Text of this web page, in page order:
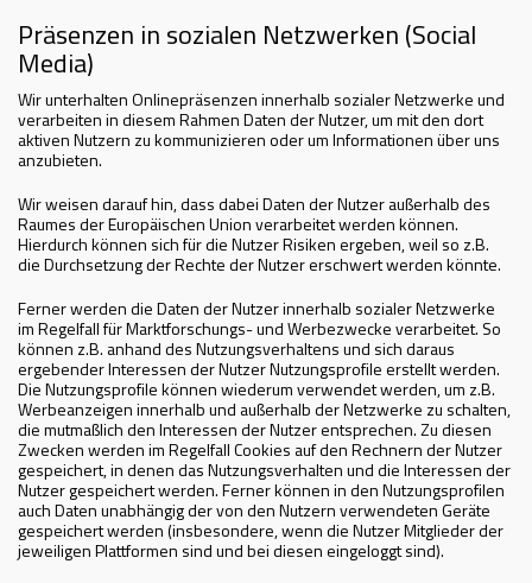
Präsenzen in sozialen Netzwerken (Social
Media)
Wir unterhalten Onlinepräsenzen innerhalb sozialer Netzwerke und
verarbeiten in diesem Rahmen Daten der Nutzer, um mit den dort
aktiven Nutzern zu kommunizieren oder um Informationen über uns
anzubieten.
Wir weisen darauf hin, dass dabei Daten der Nutzer außerhalb des
Raumes der Europäischen Union verarbeitet werden können.
Hierdurch können sich für die Nutzer Risiken ergeben, weil so z.B.
die Durchsetzung der Rechte der Nutzer erschwert werden könnte.
Ferner werden die Daten der Nutzer innerhalb sozialer Netzwerke
im Regelfall für Marktforschungs- und Werbezwecke verarbeitet. So
können z.B. anhand des Nutzungsverhaltens und sich daraus
ergebender Interessen der Nutzer Nutzungsprofile erstellt werden.
Die Nutzungsprofile können wiederum verwendet werden, um z.B.
Werbeanzeigen innerhalb und außerhalb der Netzwerke zu schalten,
die mutmaßlich den Interessen der Nutzer entsprechen. Zu diesen
Zwecken werden im Regelfall Cookies auf den Rechnern der Nutzer
gespeichert, in denen das Nutzungsverhalten und die Interessen der
Nutzer gespeichert werden. Ferner können in den Nutzungsprofilen
auch Daten unabhängig der von den Nutzern verwendeten Geräte
gespeichert werden (insbesondere, wenn die Nutzer Mitglieder der
jeweiligen Plattformen sind und bei diesen eingeloggt sind).